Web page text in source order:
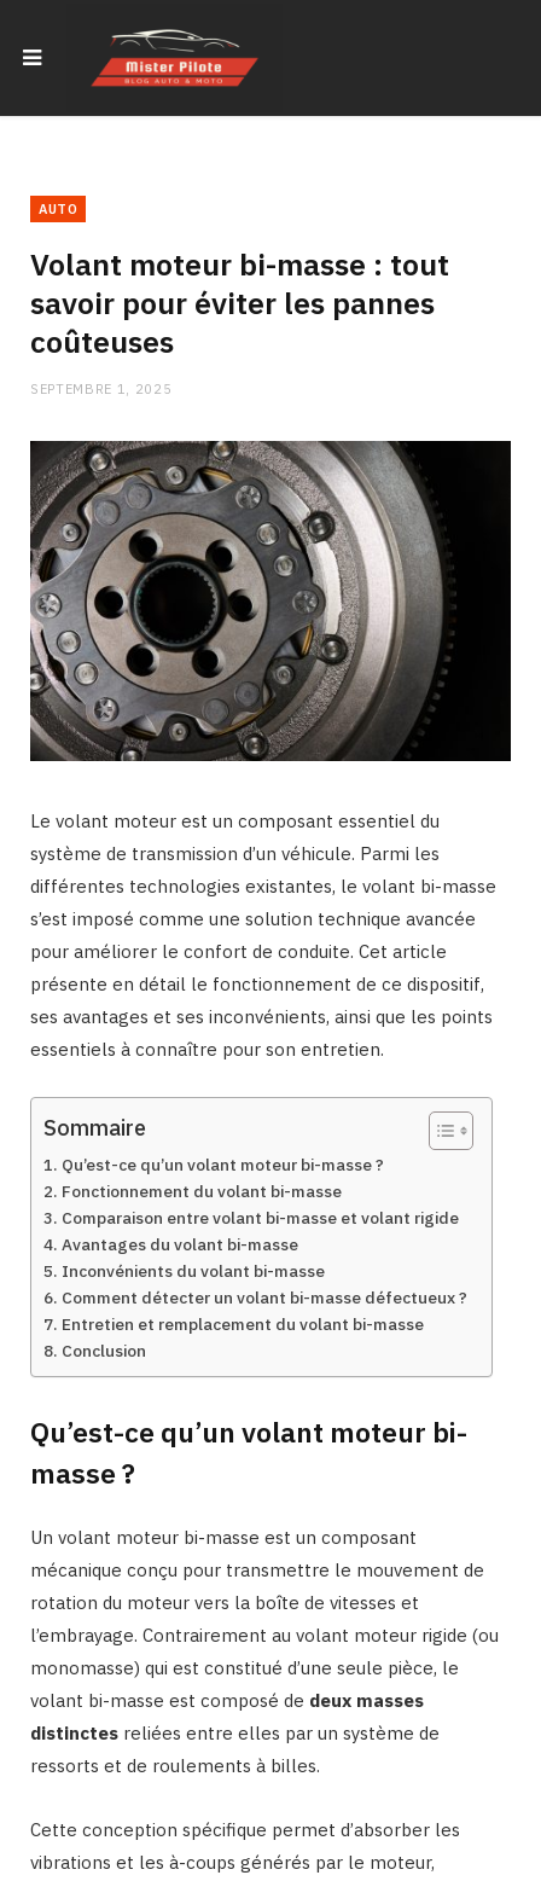
AUTO
Volant moteur bi-masse : tout
savoir pour éviter les pannes
coûteuses
SEPTEMBRE 1, 2025
Le volant moteur est un composant essentiel du
système de transmission d’un véhicule. Parmi les
différentes technologies existantes, le volant bi-masse
s’est imposé comme une solution technique avancée
pour améliorer le confort de conduite. Cet article
présente en détail le fonctionnement de ce dispositif,
ses avantages et ses inconvénients, ainsi que les points
essentiels à connaître pour son entretien.
Sommaire
Qu’est-ce qu’un volant moteur bi-masse ?
Fonctionnement du volant bi-masse
Comparaison entre volant bi-masse et volant rigide
Avantages du volant bi-masse
Inconvénients du volant bi-masse
Comment détecter un volant bi-masse défectueux ?
Entretien et remplacement du volant bi-masse
Conclusion
Qu’est-ce qu’un volant moteur bi-
masse ?
Un volant moteur bi-masse est un composant
mécanique conçu pour transmettre le mouvement de
rotation du moteur vers la boîte de vitesses et
l’embrayage. Contrairement au volant moteur rigide (ou
monomasse) qui est constitué d’une seule pièce, le
volant bi-masse est composé de deux masses
distinctes reliées entre elles par un système de
ressorts et de roulements à billes.
Cette conception spécifique permet d’absorber les
vibrations et les à-coups générés par le moteur,